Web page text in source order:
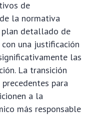
de
la normativa
plan detallado de
una justificación
las
La transición
para
a la
más responsable